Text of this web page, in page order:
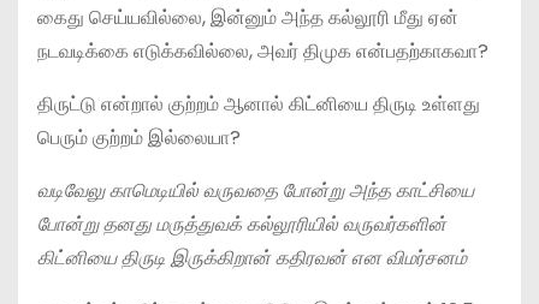
கைது செய்யவில்லை, இன்னும் அந்த கல்லூரி மீது ஏன்
நடவடிக்கை எடுக்கவில்லை, அவர் திமுக என்பதற்காகவா?
திருட்டு என்றால் குற்றம் ஆனால் கிட்னியை திருடி உள்ளது
பெரும் குற்றம் இல்லையா?
வடிவேலு காமெடியில் வருவதை போன்று அந்த காட்சியை
போன்று தனது மருத்துவக் கல்லூரியில் வருவர்களின்
கிட்னியை திருடி இருக்கிறான் கதிரவன் என விமர்சனம்